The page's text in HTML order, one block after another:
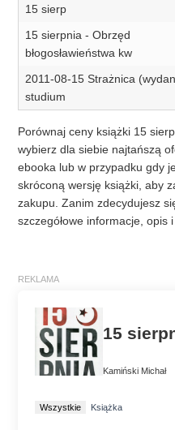
15 sierp
15 sierpnia - Obrzęd
błogosławieństwa kw
2011-08-15 Strażnica
studium
Porównaj ceny książki 15
wybierz dla siebie najtańszą
ebooka lub w przypadku gdy
skróconą wersję książki, aby
zakupu. Zanim zdecydujesz
szczegółowe informacje, opis